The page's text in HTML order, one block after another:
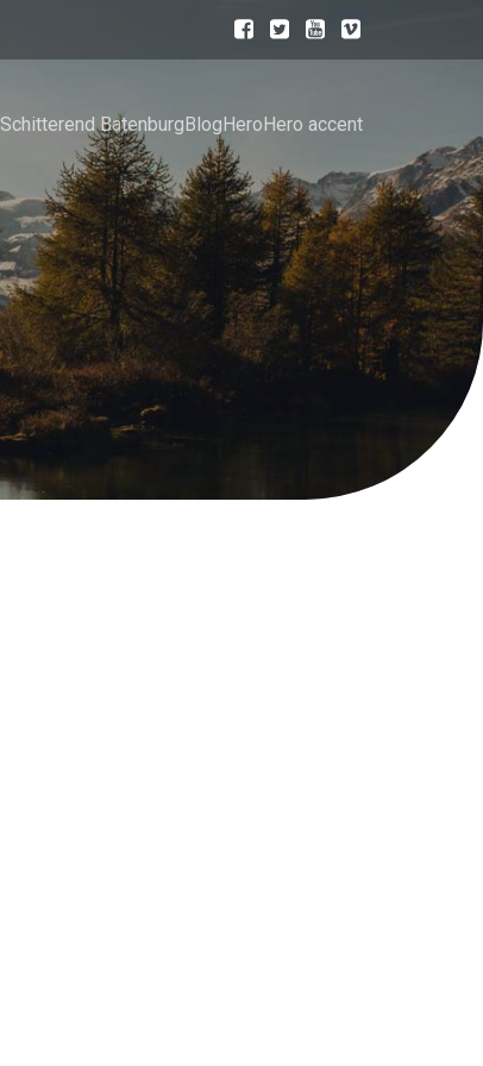
Schitterend BatenburgBlogHeroHero accent